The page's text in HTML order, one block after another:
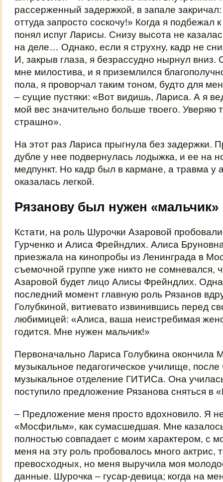
рассерженный задержкой, в запале
оттуда запросто соскочу!» Когда я подбежал
понял испуг Ларисы. Снизу высота не
на деле… Однако, если я струхну, кадр не
И, закрыв глаза, я безрассудно нырнул вниз.
мне милостива, и я приземлился
пола, я проворчал таким тоном, будто для
– сущие пустяки: «Вот видишь, Лариса. А я
мой вес значительно больше твоего. Уверяю
страшно».
На этот раз Лариса прыгнула без задержки.
дубле у нее подвернулась лодыжка, и ее на
медпункт. Но кадр был в кармане, а травма у
оказалась легкой.
Рязанову был нужен «мальчик»
Кстати, на роль Шурочки Азаровой
Гурченко и Алиса Фрейндлих. Алиса
приезжала на кинопробы из Ленинграда в
съемочной группе уже никто не сомневался,
Азаровой будет лицо Алисы Фрейндлих.
последний момент главную роль Рязанов
Голубкиной, витиевато извинившись перед
любимицей: «Алиса, ваша неистребимая
годится. Мне нужен мальчик!»
Первоначально Лариса Голубкина окончила
музыкальное педагогическое училище, после
музыкальное отделение ГИТИСа. Она
поступило предложение Рязанова сняться в
– Предложение меня просто вдохновило. Я
«Мосфильм», как сумасшедшая. Мне
полностью совпадает с моим характером, с
меня на эту роль пробовалось много актрис,
превосходных, но меня выручила моя
данные. Шурочка – гусар-девица; когда на